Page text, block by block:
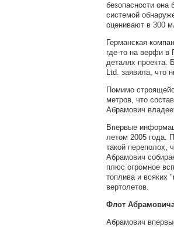
безопасности
системой
оценивают в 300
Германская
где-то на верфи в
деталях проекта.
Ltd. заявила, что
Помимо
метров, что
Абрамович
Впервые
летом 2005 года.
такой переполох,
Абрамович
плюс огромное
топлива и всяких
вертолетов.
Флот
Абрамович